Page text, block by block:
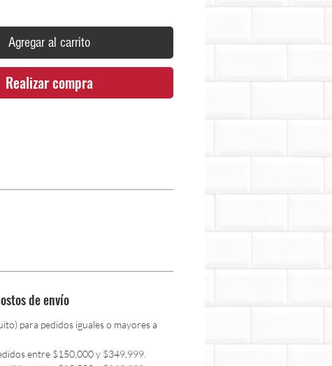
Agregar al carrito
Realizar compra
de envío
para pedidos iguales o mayores a
entre $150,000 y $349,999.